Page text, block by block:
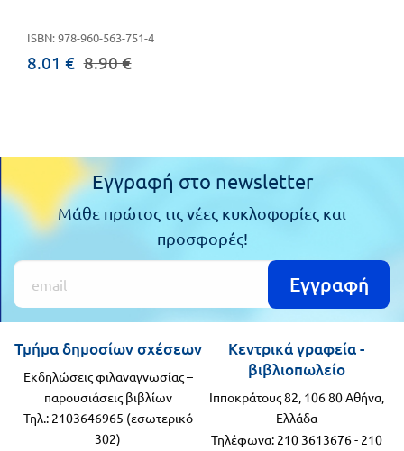
Διαγωνισμοί
Παιχνίδια
Για
λύκειο
ISBN: 978-960-563-751-4
8.01 € 8.90 €
Εγγραφή στο newsletter
Μάθε πρώτος τις νέες κυκλοφορίες και
προσφορές!
Εγγραφή
Κεντρικά γραφεία -
βιβλιοπωλείο
Ιπποκράτους 82, 106 80 Αθήνα,
Ελλάδα
Τηλέφωνα: 210 3613676- 210
Τμήμα δημοσίων σχέσεων
Εκδηλώσεις φιλαναγνωσίας –
παρουσιάσεις βιβλίων
Τηλ.: 2103646965 (εσωτερικό
302)